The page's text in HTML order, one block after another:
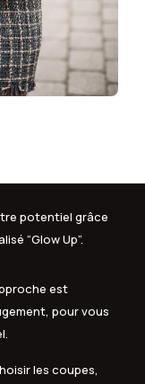
potentiel grâce
“Glow Up”.
est
pour vous
les coupes,